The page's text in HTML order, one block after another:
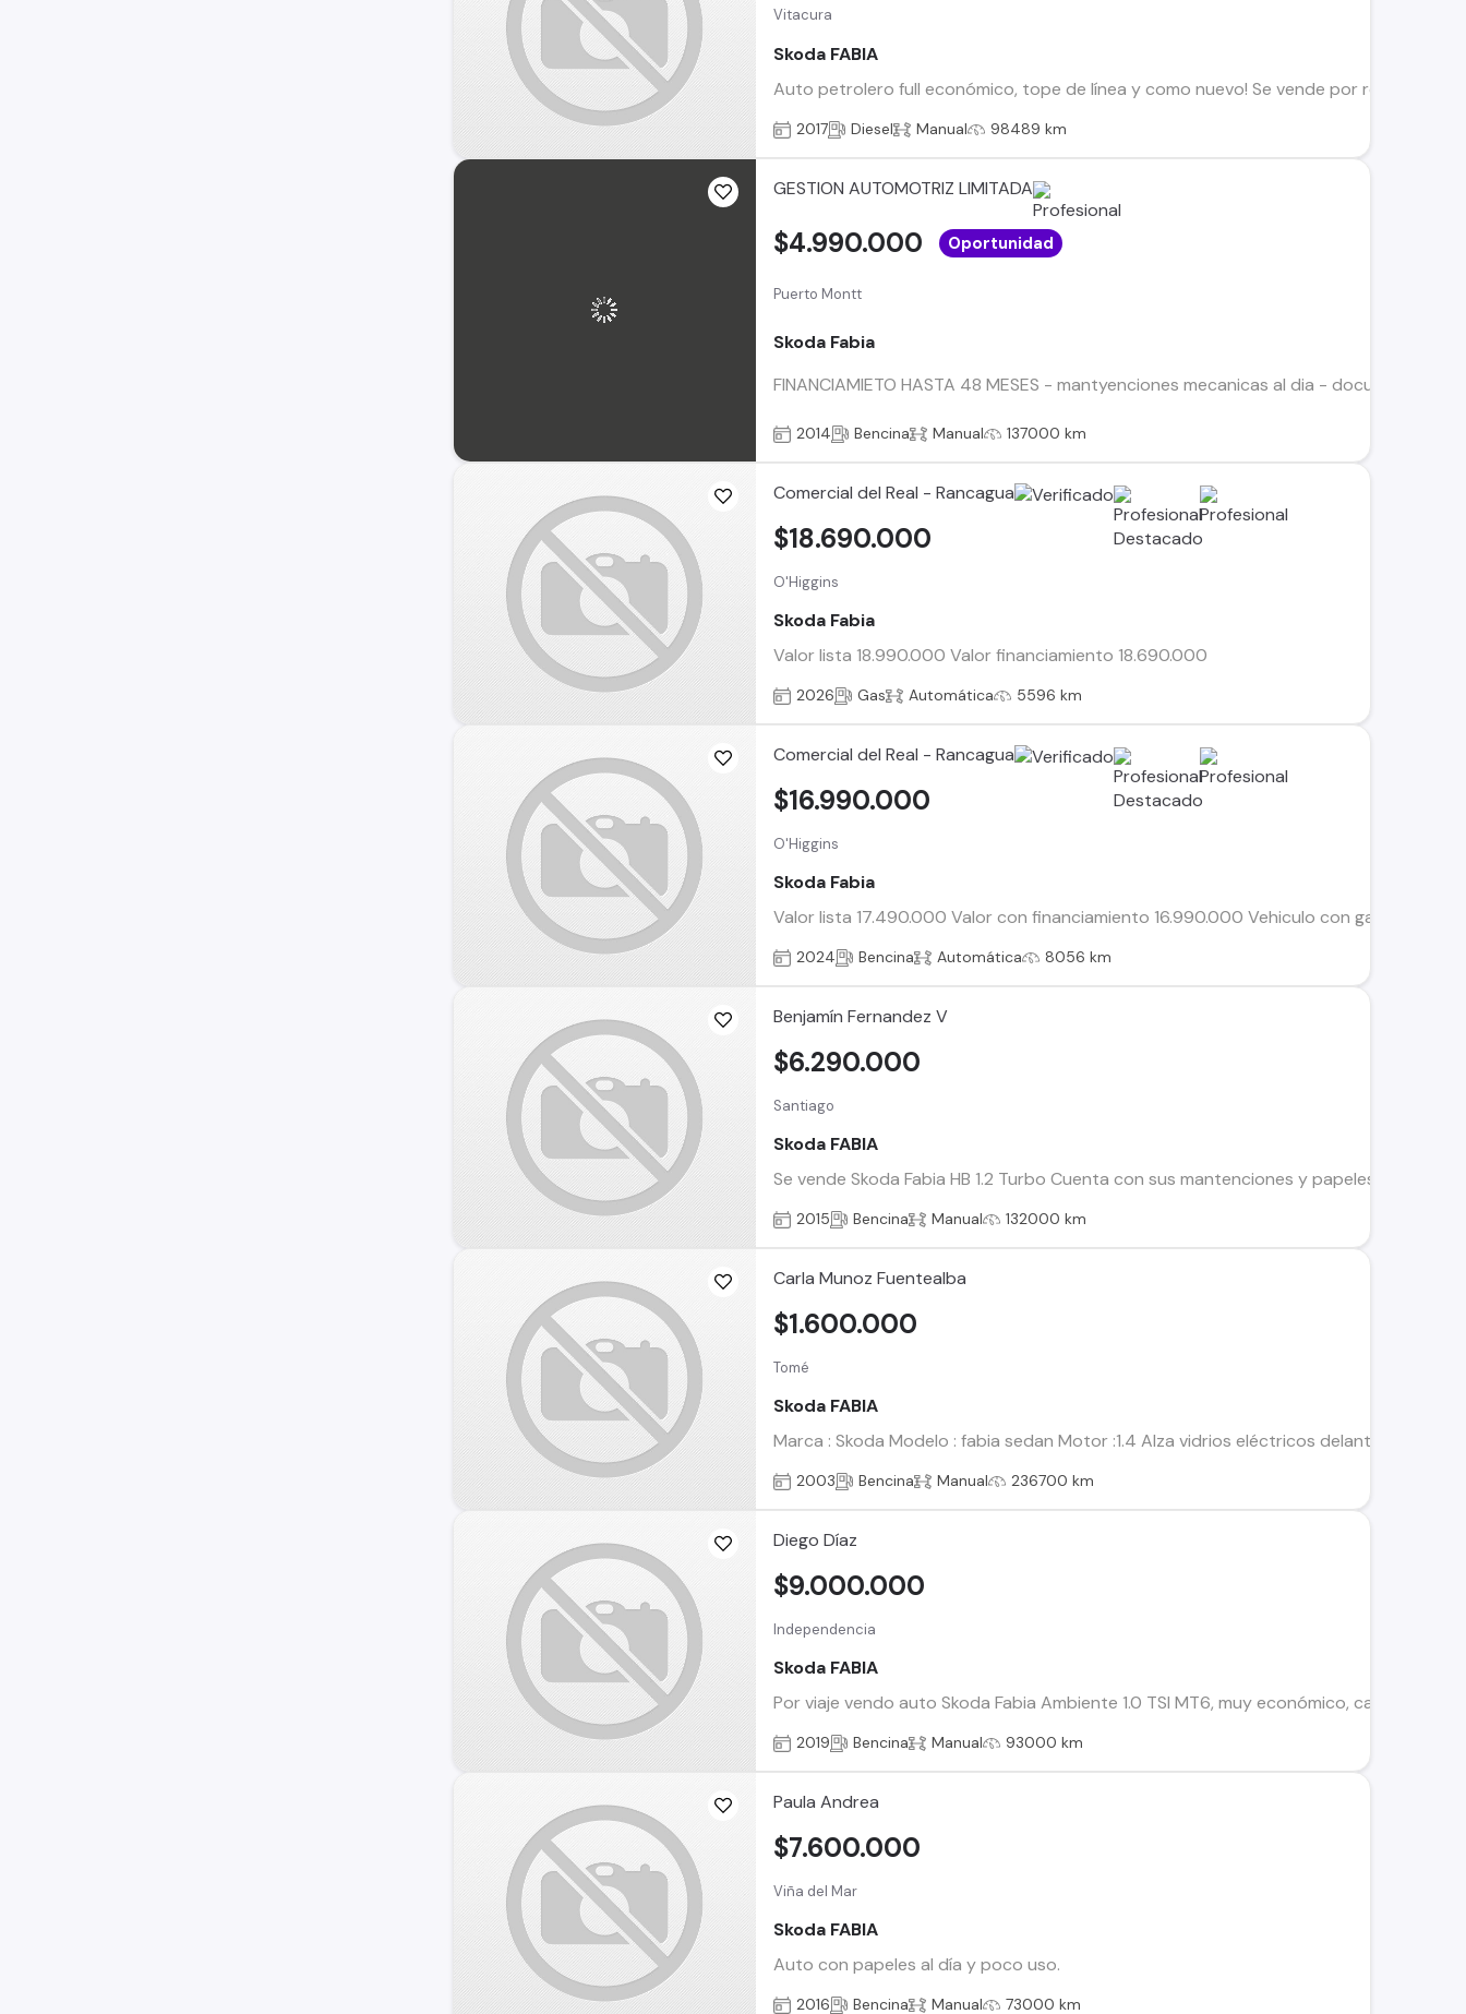
Vitacura
Skoda FABIA
Auto petrolero full económico, tope de línea y como nuevo! Se vende por renovación
2017 Diesel Manual 98489 km
GESTION AUTOMOTRIZ LIMITADA
Puerto Montt
Skoda Fabia
FINANCIAMIETO HASTA 48 MESES - mantyenciones mecanicas al dia -
$4.990.000 Oportunidad
2014 Bencina Manual 137000 km
Comercial del Real - Rancagua
O'Higgins
Skoda Fabia
Valor lista 18.990.000 Valor financiamiento 18.690.000
$18.690.000
2026 Gas Automática 5596 km
Comercial del Real - Rancagua
O'Higgins
Skoda Fabia
Valor lista 17.490.000 Valor con financiamiento 16.990.000 Vehiculo con garantia
$16.990.000
2024 Bencina Automática 8056 km
Benjamín Fernandez V
Santiago
Skoda FABIA
Se vende Skoda Fabia HB 1.2 Turbo Cuenta con sus mantenciones y papeles al día.
$6.290.000
2015 Bencina Manual 132000 km
Carla Munoz Fuentealba
Tomé
Skoda FABIA
Marca : Skoda Modelo : fabia sedan Motor :1.4 Alza vidrios eléctricos delanteros
$1.600.000
2003 Bencina Manual 236700 km
Diego Díaz
Independencia
Skoda FABIA
Por viaje vendo auto Skoda Fabia Ambiente 1.0 TSI MT6, muy económico, caja 6
$9.000.000
2019 Bencina Manual 93000 km
Paula Andrea
Viña del Mar
Skoda FABIA
Auto con papeles al día y poco uso.
$7.600.000
2016 Bencina Manual 73000 km